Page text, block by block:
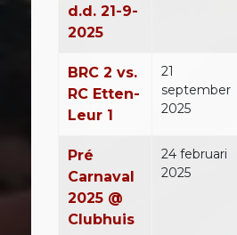
d.d. 21-9-
2025
BRC 2 vs.
RC Etten-
Leur 1
21
september
2025
Pré
Carnaval
2025 @
Clubhuis
24 februari
2025